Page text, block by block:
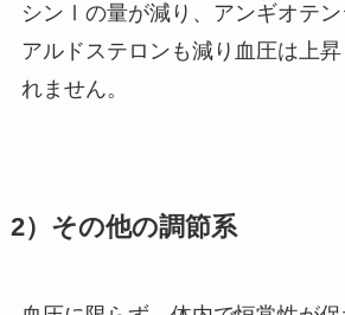
シンⅠの量が減り、アンギオテン
アルドステロンも減り血圧は上
れません。
2）その他の調節系